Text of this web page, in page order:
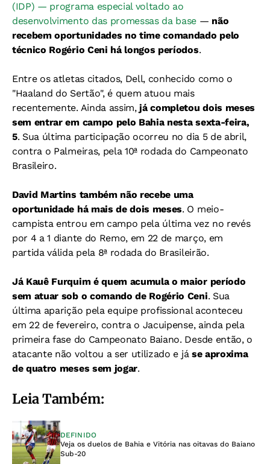
(IDP) — programa especial voltado ao
desenvolvimento das promessas da base — não
recebem oportunidades no time comandado pelo
técnico Rogério Ceni há longos períodos.
Entre os atletas citados, Dell, conhecido como o
"Haaland do Sertão", é quem atuou mais
recentemente. Ainda assim,já completou dois meses
sem entrar em campo pelo Bahia nesta sexta-feira,
5. Sua última participação ocorreu no dia 5 de abril,
contra o Palmeiras, pela 10ª rodada do Campeonato
Brasileiro.
David Martins também não recebe uma
oportunidade há mais de dois meses. O meio-
campista entrou em campo pela última vez no revés
por 4 a 1 diante do Remo, em 22 de março, em
partida válida pela 8ª rodada do Brasileirão.
Já Kauê Furquim é quem acumula o maior período
sem atuar sob o comando de Rogério Ceni. Sua
última aparição pela equipe profissional aconteceu
em 22 de fevereiro, contra o Jacuipense, ainda pela
primeira fase do Campeonato Baiano. Desde então, o
atacante não voltou a ser utilizado e já se aproxima
de quatro meses sem jogar.
Leia Também:
DEFINIDO
Veja os duelos de Bahia e Vitória nas oitavas do Baiano
Sub-20